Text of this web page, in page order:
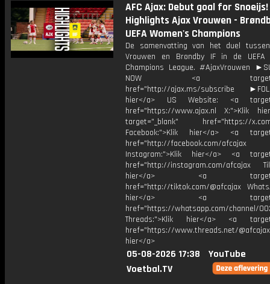
AFC Ajax: Debut goal for
Highlights Ajax Vrouwen -
UEFA Women's Champions
De samenvatting van het duel
Vrouwen en Brøndby IF in de UEFA
Champions League. #AjaxVrouwen
NOW <a
href="http://ajax.ms/subscribe
hier</a> US Website: <a
href="https://www.ajax.nl X:">Klik
target="_blank" href="https://x.com/
Facebook:">Klik hier</a> <a
href="http://facebook.com/afcajax
Instagram:">Klik hier</a> <a
href="http://instagram.com/afcajax
hier</a> <a
href="http://tiktok.com/@afcajax
hier</a> <a
href="https://whatsapp.com/channel/
Threads:">Klik hier</a> <a
href="https://www.threads.net/
hier</a>
05-08-2026 17:38
YouTube
Voetbal.TV